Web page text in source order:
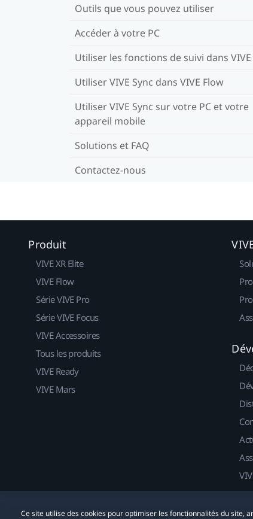
Outils que vous pouvez utiliser
Accéder à votre PC
Utiliser les fonctions de suivi dans VIVE
Utiliser VIVE Sync dans VIVE Flow
Utiliser VIVE Sync sur votre PC et votre
appareil mobile
Solutions et FAQ
Contactez-nous
Ce site utilise des cookies pour optimiser les fonctionnalités du site,
Produit
VIVE XR Elite
VIVE Flow
Série VIVE Pro
Série VIVE Focus
VIVE Accessoires
Tous les produits
VIVE Ready
VIVE Mars